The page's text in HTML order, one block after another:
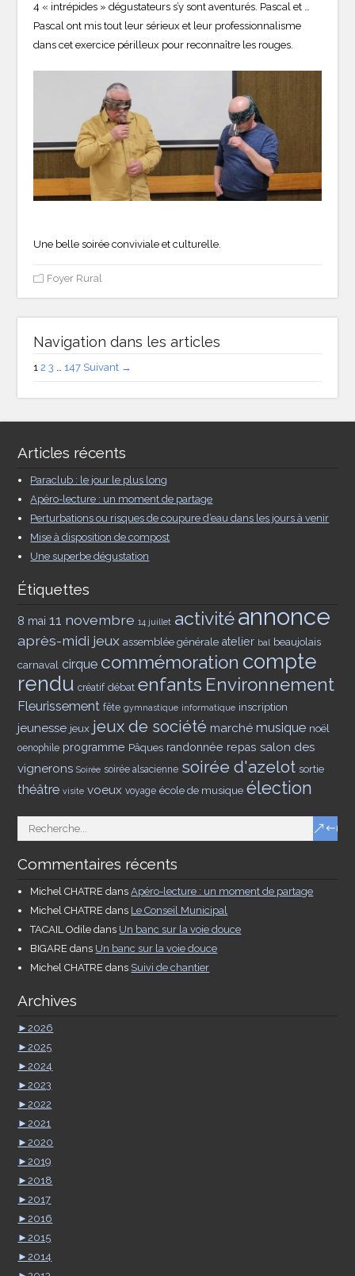
4 « intrépides » dégustateurs s’y sont aventurés. Pascal et …
Pascal ont mis tout leur sérieux et leur professionnalisme
dans cet exercice périlleux pour reconnaître les rouges.
Une belle soirée conviviale et culturelle.
Foyer Rural
Navigation dans les articles
1 2 3 147 Suivant →
Articles récents
Paraclub : le jour le plus long
Apéro-lecture : un moment de partage
Perturbations ou risques de coupure d’eau dans les jours à venir
Mise à disposition de compost
Une superbe dégustation
Étiquettes
8 mai 11 novembre 14 juillet activitéannonce
après-midi jeux assemblée générale atelier bal beaujolais
carnaval cirque commémoration compte
rendu créatif débat enfants Environnement
Fleurissement fête gymnastique informatique inscription
jeunesse jeux jeux de société marché musique noël
oenophile programme Pâques randonnée repas salon des
vignerons Soirée soirée alsacienne soirée d'azelot sortie
théâtre visite voeux voyage école de musique élection
Commentaires récents
Michel CHATRE dansApéro-lecture : un moment de partage
Michel CHATRE dans Le Conseil Municipal
TACAIL Odile dans Un banc sur la voie douce
BIGARE dans Un banc sur la voie douce
Michel CHATRE dans Suivi de chantier
Archives
►2026
►2025
►2024
►2023
►2022
►2021
►2020
►2019
►2018
►2017
►2016
►2015
►2014